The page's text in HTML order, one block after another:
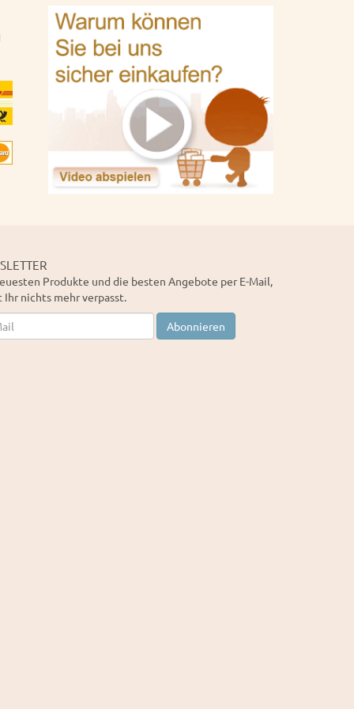
Produkte und die besten Angebote per E-Mail,
Ihr nichts mehr verpasst.
Abonnieren